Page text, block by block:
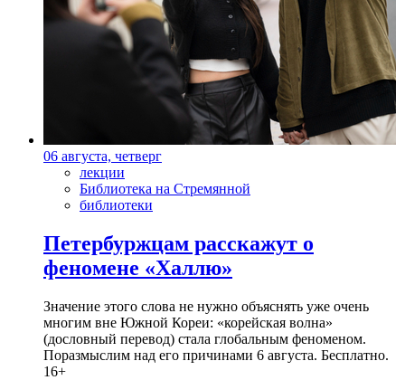
06 августа, четверг
лекции
Библиотека на Стремянной
библиотеки
Петербуржцам расскажут о
феномене «Халлю»
Значение этого слова не нужно объяснять уже очень
многим вне Южной Кореи: «корейская волна»
(дословный перевод) стала глобальным феноменом.
Поразмыслим над его причинами 6 августа. Бесплатно.
16+